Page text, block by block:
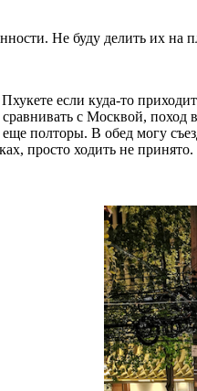
Не буду делить их
если куда-то
с Москвой, поход
полторы. В обед могу
просто ходить не принято.